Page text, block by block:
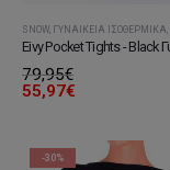
SNOW ΓΥΝΑΙΚΕΊΑ ΙΣΟΘΕΡΜΙΚΆ
79,95€
55,97€
-30%